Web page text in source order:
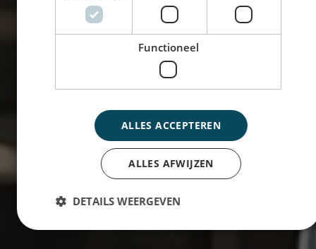
Functioneel
ALLES ACCEPTEREN
ALLES AFWIJZEN
DETAILS WEERGEVEN